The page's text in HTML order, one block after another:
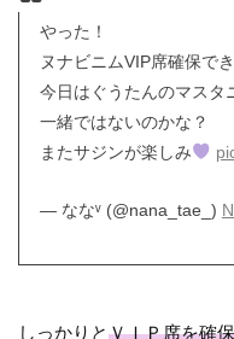
やった！
ヌナビニムVIP席確保で
今日はぐうたんのマスタ
一緒ではないのかな？
またサジンが楽しみ
— ななᵛ (@nana_tae_)
しっかりとＶＩＰ席を確